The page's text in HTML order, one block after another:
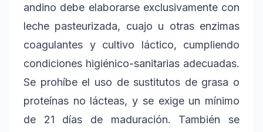
andino debe elaborarse exclusivamente con
leche pasteurizada, cuajo u otras enzimas
coagulantes y cultivo láctico, cumpliendo
condiciones higiénico-sanitarias adecuadas.
Se prohíbe el uso de sustitutos de grasa o
proteínas no lácteas, y se exige un mínimo
de 21 días de maduración. También se